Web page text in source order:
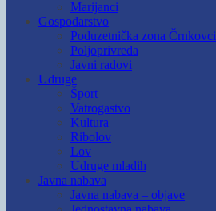
Marijanci
Gospodarstvo
Poduzetnička zona Črnkovci
Poljoprivreda
Javni radovi
Udruge
Šport
Vatrogastvo
Kultura
Ribolov
Lov
Udruge mladih
Javna nabava
Javna nabava – objave